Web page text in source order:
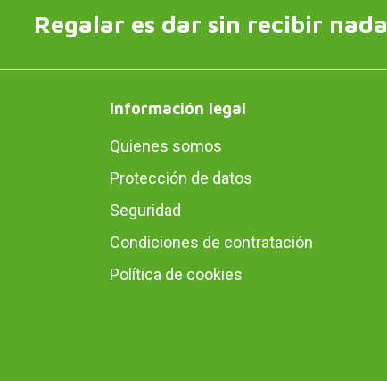
Regalar es dar sin recibir
Información legal
Quienes somos
Protección de datos
Seguridad
Condiciones de contratación
Política de cookies